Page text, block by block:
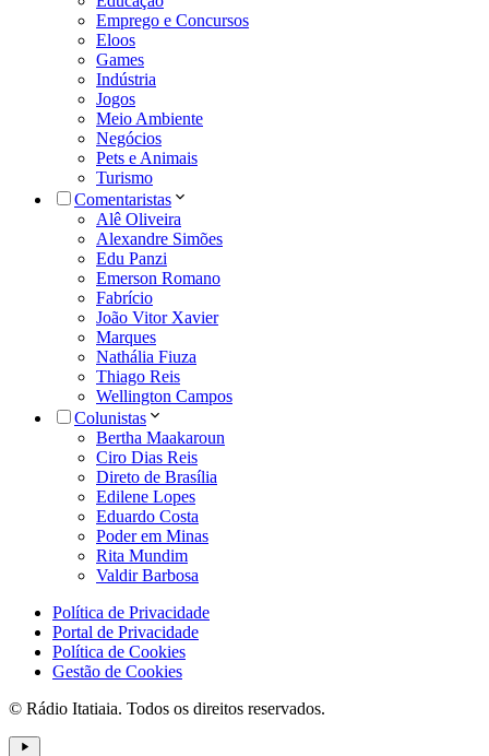
Emprego e Concursos
Eloos
Games
Indústria
Jogos
Meio Ambiente
Negócios
Pets e Animais
Turismo
Comentaristas
Alê Oliveira
Alexandre Simões
Edu Panzi
Emerson Romano
Fabrício
João Vitor Xavier
Marques
Nathália Fiuza
Thiago Reis
Wellington Campos
Colunistas
Bertha Maakaroun
Ciro Dias Reis
Direto de Brasília
Edilene Lopes
Eduardo Costa
Poder em Minas
Rita Mundim
Valdir Barbosa
Política de Privacidade
Portal de Privacidade
Política de Cookies
Gestão de Cookies
© Rádio Itatiaia. Todos os direitos reservados.